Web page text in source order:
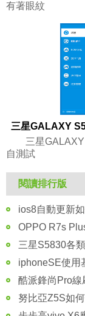
有著眼紋
三星GALAXY
三星GALAXY
自測試
閱讀排行版
ios8自動更新
OPPO R7s
三星S5830各
iphoneSE使用
酷派鋒尚Pro
努比亞Z5S如